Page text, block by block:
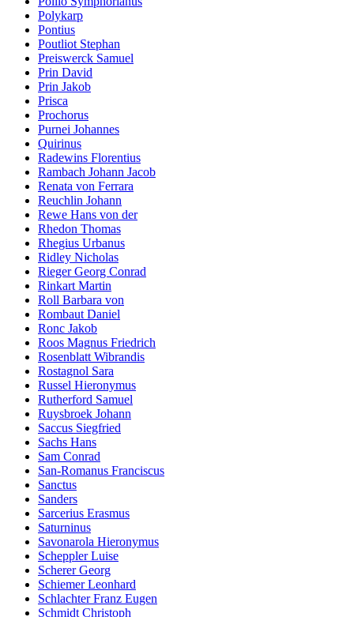
Polykarp
Pontius
Poutliot Stephan
Preiswerck Samuel
Prin David
Prin Jakob
Prisca
Prochorus
Purnei Johannes
Quirinus
Radewins Florentius
Rambach Johann Jacob
Renata von Ferrara
Reuchlin Johann
Rewe Hans von der
Rhedon Thomas
Rhegius Urbanus
Ridley Nicholas
Rieger Georg Conrad
Rinkart Martin
Roll Barbara von
Rombaut Daniel
Ronc Jakob
Roos Magnus Friedrich
Rosenblatt Wibrandis
Rostagnol Sara
Russel Hieronymus
Rutherford Samuel
Ruysbroek Johann
Saccus Siegfried
Sachs Hans
Sam Conrad
San-Romanus Franciscus
Sanctus
Sanders
Sarcerius Erasmus
Saturninus
Savonarola Hieronymus
Scheppler Luise
Scherer Georg
Schiemer Leonhard
Schlachter Franz Eugen
Schmidt Christoph